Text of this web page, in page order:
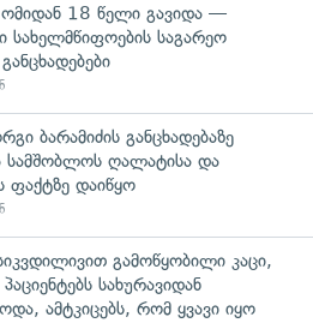
ომიდან 18 წელი გავიდა —
სახელმწიფოების საგარეო
ბარამიძის განცხადებაზე
სამშობლოს ღალატისა და
ფაქტზე დაიწყო
გამოწყობილი კაცი,
სახურავიდან
ამტკიცებს, რომ ყვავი იყო